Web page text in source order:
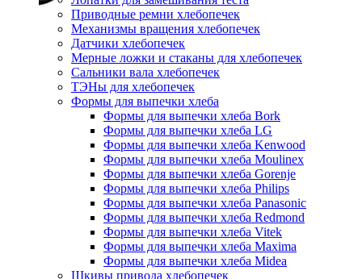
Приводные ремни хлебопечек
Механизмы вращения хлебопечек
Датчики хлебопечек
Мерные ложки и стаканы для хлебопечек
Сальники вала хлебопечек
ТЭНы для хлебопечек
Формы для выпечки хлеба
Формы для выпечки хлеба Bork
Формы для выпечки хлеба LG
Формы для выпечки хлеба Kenwood
Формы для выпечки хлеба Moulinex
Формы для выпечки хлеба Gorenje
Формы для выпечки хлеба Philips
Формы для выпечки хлеба Panasonic
Формы для выпечки хлеба Redmond
Формы для выпечки хлеба Vitek
Формы для выпечки хлеба Maxima
Формы для выпечки хлеба Midea
Шкивы привода хлебопечек